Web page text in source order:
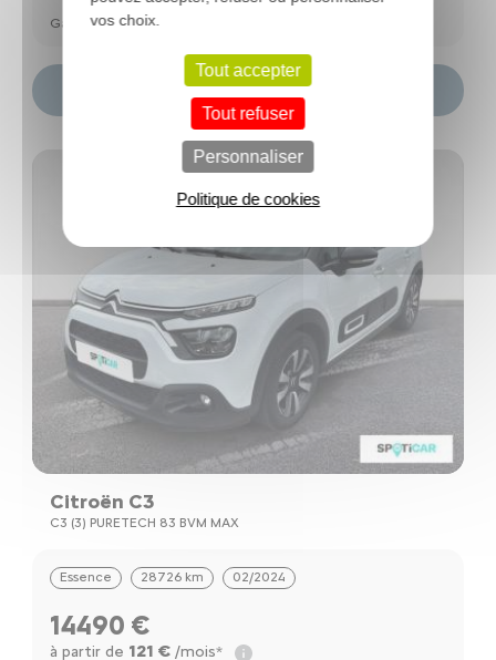
Garantie Spoticar Premium 12 mois
Choisir ce modèle
Citroën C3
C3 (3) PURETECH 83 BVM MAX
Essence 28726 km 02/2024
14490 €
à partir de 121 €/mois*
vos choix.
Tout accepter
Tout refuser
Personnaliser
Politique de cookies